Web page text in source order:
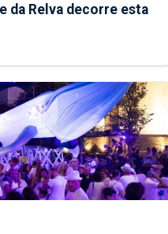
da Relva decorre esta